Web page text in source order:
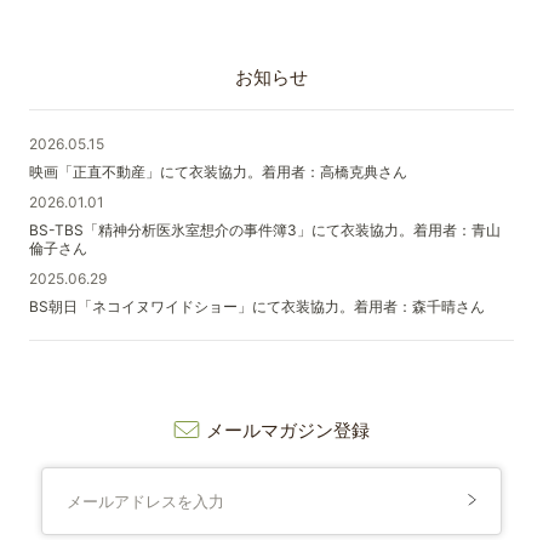
お知らせ
2026.05.15
映画「正直不動産」にて衣装協力。着用者：高橋克典さん
2026.01.01
BS-TBS「精神分析医氷室想介の事件簿3」にて衣装協力。着用者：青山
倫子さん
2025.06.29
BS朝日「ネコイヌワイドショー」にて衣装協力。着用者：森千晴さん
メールマガジン登録